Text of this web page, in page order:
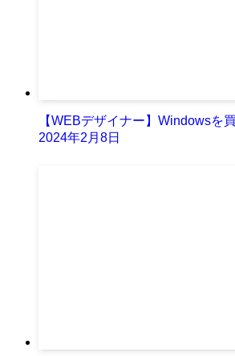
【WEBデザイナー】Windowsを
2024年2月8日